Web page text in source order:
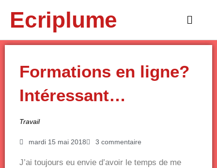
contenuEcriplume
Main
Formations en ligne?
Intéressant…
Travail
mardi 15 mai 2018 3 commentaire
J’ai toujours eu envie d’avoir le temps de me